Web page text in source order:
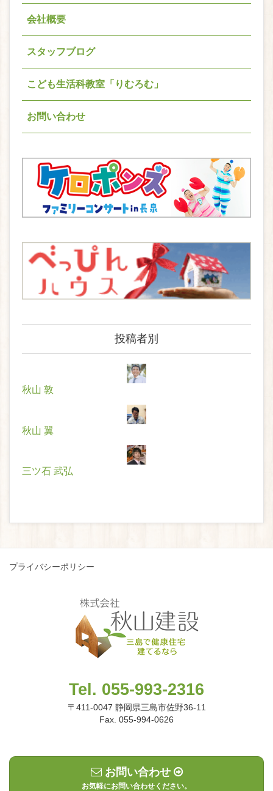
会社概要
スタッフブログ
こども生活科教室「りむろむ」
お問い合わせ
投稿者別
秋山 敦
秋山 翼
三ツ石 武弘
プライバシーポリシー
Tel. 055-993-2316
〒411-0047 静岡県三島市佐野36-11
Fax. 055-994-0626
お問い合わせ
お気軽にお問い合わせください。